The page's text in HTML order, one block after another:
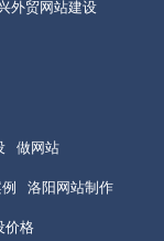
外贸网站建设
做网站
洛阳网站制作
价格